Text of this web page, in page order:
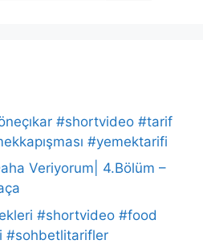
#shortvideo #tarif
#yemektarifi
Veriyorum| 4.Bölüm –
#shortvideo #food
#sohbetlitarifler